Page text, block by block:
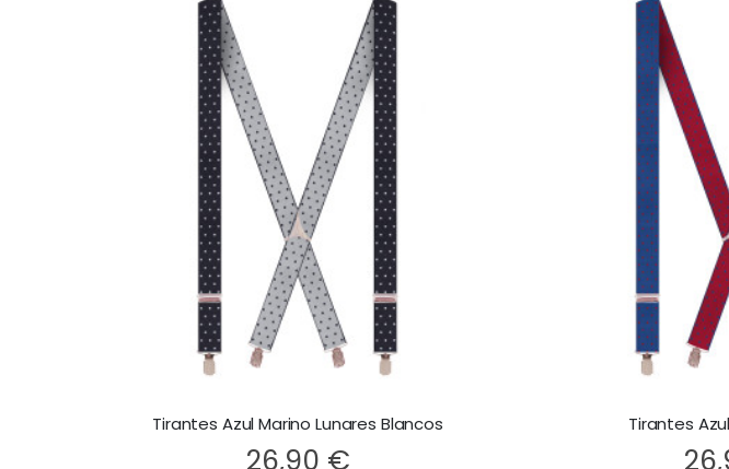
Tirantes Azul Marino Lunares Blancos
26,90 €
Tirantes